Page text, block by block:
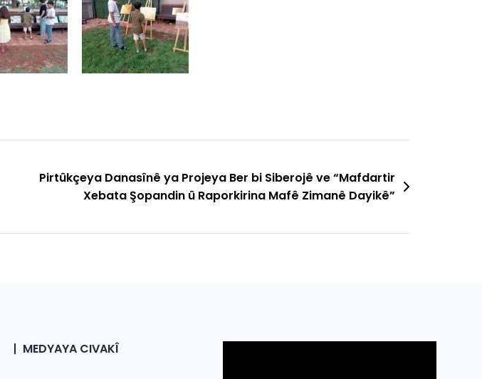
Pirtûkçeya Danasînê ya Projeya Ber bi Siberojê ve “Mafdartir
Xebata Şopandin û Raporkirina Mafê Zimanê Dayikê”
MEDYAYA CIVAKÎ